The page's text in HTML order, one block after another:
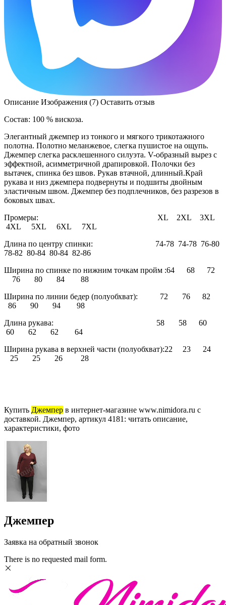
Описание Изображения (7) Оставить отзыв
Состав: 100 % вискоза.
Элегантный джемпер из тонкого и мягкого трикотажного
полотна. Полотно меланжевое, слегка пушистое на ощупь.
Джемпер слегка расклешенного силуэта. V-образный вырез с
эффектной, асимметричной драпировкой. Полочки без
вытачек, спинка без швов. Рукав втачной, длинный.Край
рукава и низ джемпера подвернуты и подшиты двойным
эластичным швом. Джемпер без подплечников, без разрезов в
боковых швах.
Промеры: XL 2XL 3XL
4XL 5XL 6XL 7XL
Длина по центру спинки: 74-78 74-78 76-80
78-82 80-84 80-84 82-86
Ширина по спинке по нижним точкам пройм :64 68 72
76 80 84 88
Ширина по линии бедер (полуобхват): 72 76 82
86 90 94 98
Длина рукава: 58 58 60
60 62 62 64
Ширина рукава в верхней части (полуобхват):22 23 24
25 25 26 28
Купить Джемпер в интернет-магазине www.nimidora.ru с
доставкой. Джемпер, артикул 4181: читать описание,
характеристики, фото
Джемпер
Заявка на обратный звонок
There is no requested mail form.